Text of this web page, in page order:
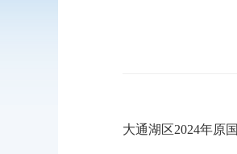
大通湖区2024年原